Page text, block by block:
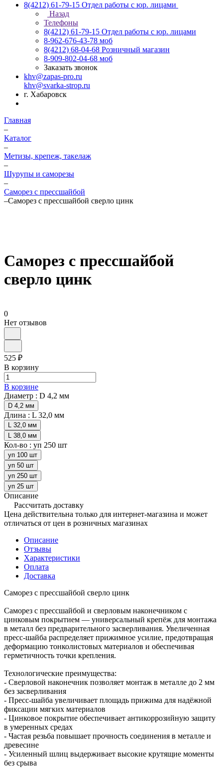
8(4212) 61-79-15 Отдел работы с юр. лицами
Назад
Телефоны
8(4212) 61-79-15 Отдел работы с юр. лицами
8-962-676-43-78 моб
8(4212) 68-04-68 Розничный магазин
8-909-802-04-68 моб
Заказать звонок
khv@zapas-pro.ru
khv@svarka-strop.ru
г. Хабаровск
Главная
–
Каталог
–
Метизы, крепеж, такелаж
–
Шурупы и саморезы
–
Саморез с прессшайбой
–Саморез с прессшайбой сверло цинк
Саморез с прессшайбой
сверло цинк
0
Нет отзывов
525 ₽
В корзину
В корзине
Диаметр : D 4,2 мм
D 4,2 мм
Длина : L 32,0 мм
L 32,0 мм
L 38,0 мм
Кол-во : уп 250 шт
уп 100 шт
уп 50 шт
уп 250 шт
уп 25 шт
Описание
Рассчитать доставку
Цена действительна только для интернет-магазина и может
отличаться от цен в розничных магазинах
Описание
Отзывы
Характеристики
Оплата
Доставка
Саморез с прессшайбой сверло цинк
Саморез с прессшайбой и сверловым наконечником с
цинковым покрытием — универсальный крепёж для монтажа
в металл без предварительного засверливания. Увеличенная
пресс-шайба распределяет прижимное усилие, предотвращая
деформацию тонколистовых материалов и обеспечивая
герметичность точки крепления.
Технологические преимущества:
- Сверловой наконечник позволяет монтаж в металле до 2 мм
без засверливания
- Пресс-шайба увеличивает площадь прижима для надёжной
фиксации мягких материалов
- Цинковое покрытие обеспечивает антикоррозийную защиту
в умеренных средах
- Частая резьба повышает прочность соединения в металле и
древесине
- Усиленный шлиц выдерживает высокие крутящие моменты
без срыва